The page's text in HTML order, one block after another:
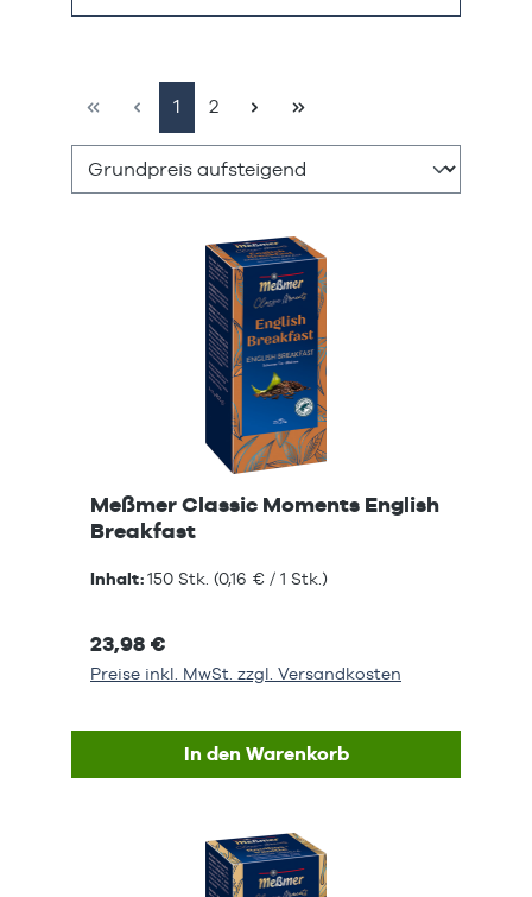
Seite
1 Seite
2
Meßmer Classic Moments English
Breakfast
Inhalt:150 Stk. (0,16 € / 1 Stk.)
23,98 €
Preise inkl. MwSt. zzgl. Versandkosten
In den Warenkorb